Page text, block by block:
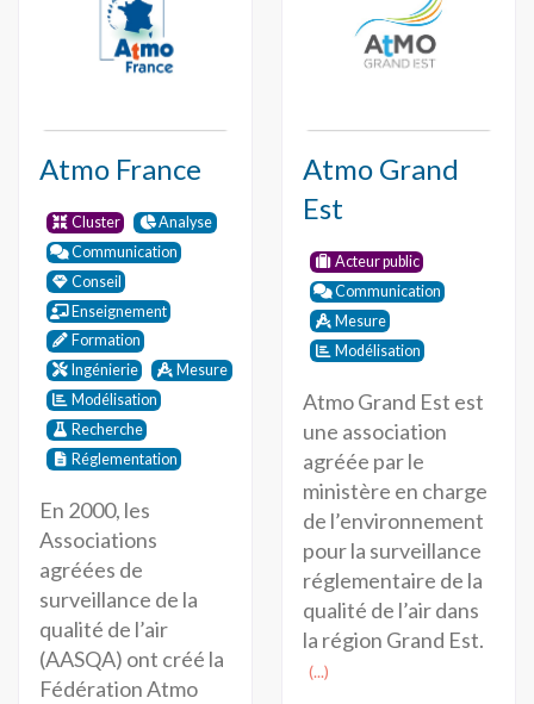
Atmo France
Cluster
Analyse
Communication
Conseil
Enseignement
Formation
Ingénierie
Mesure
Modélisation
Recherche
Réglementation
En 2000, les
Associations
agréées de
surveillance de la
qualité de l’air
(AASQA) ont créé la
Fédération Atmo
Atmo Grand
Est
Acteur public
Communication
Mesure
Modélisation
Atmo Grand Est est
une association
agréée par le
ministère en charge
de l’environnement
pour la surveillance
réglementaire de la
qualité de l’air dans
la région Grand Est.
(...)